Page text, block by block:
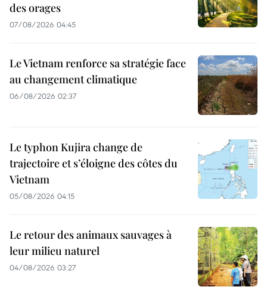
des orages
07/08/2026 04:45
Le Vietnam renforce sa stratégie face
au changement climatique
06/08/2026 02:37
Le typhon Kujira change de
trajectoire et s’éloigne des côtes du
Vietnam
05/08/2026 04:15
Le retour des animaux sauvages à
leur milieu naturel
04/08/2026 03:27